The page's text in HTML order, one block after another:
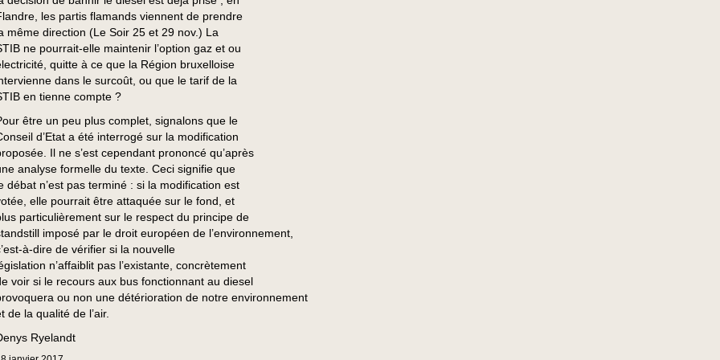
les partis flamands viennent de prendre
même direction (Le Soir 25 et 29 nov.) La
ne pourrait-elle maintenir l’option gaz et ou
quitte à ce que la Région bruxelloise
dans le surcoût, ou que le tarif de la
en tienne compte ?
être un peu plus complet, signalons que le
d’Etat a été interrogé sur la modification
Il ne s’est cependant prononcé qu’après
analyse formelle du texte. Ceci signifie que
débat n’est pas terminé : si la modification est
elle pourrait être attaquée sur le fond, et
particulièrement sur le respect du principe de
imposé par le droit européen de l’environnement,
à-dire de vérifier si la nouvelle
n’affaiblit pas l’existante, concrètement
voir si le recours aux bus fonctionnant au diesel
ou non une détérioration de notre environnement
de la qualité de l’air.
Ryelandt